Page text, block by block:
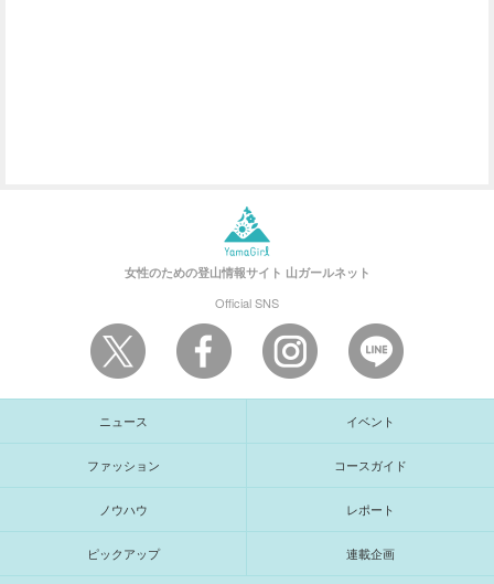
女性のための登山情報サイト 山ガールネット
Official SNS
ニュース イベント
ファッション コースガイド
ノウハウ レポート
ピックアップ 連載企画